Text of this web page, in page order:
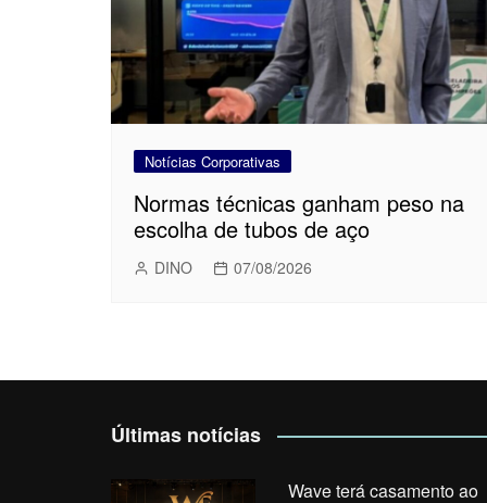
Notícias Corporativas
Normas técnicas ganham peso na
escolha de tubos de aço
DINO 07/08/2026
Últimas notícias
Wave terá casamento ao